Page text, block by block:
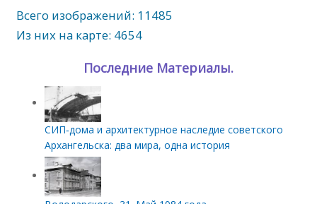
Всего изображений: 11485
Из них на карте: 4654
Последние Материалы.
СИП‑дома и архитектурное наследие советского
Архангельска: два мира, одна история